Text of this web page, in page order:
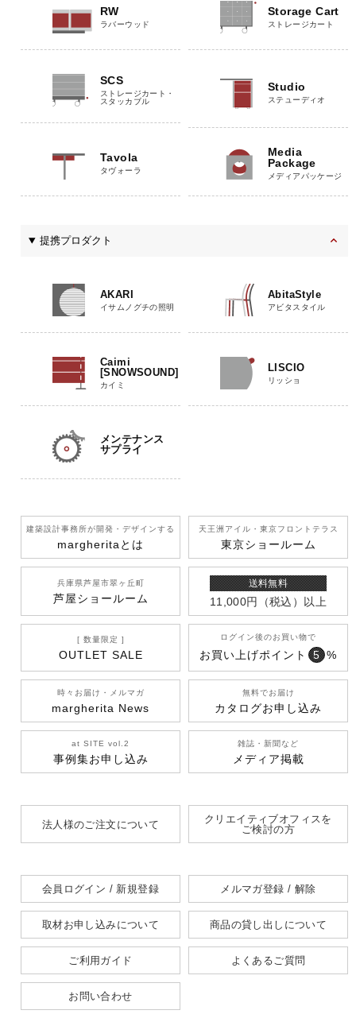
RW
ラバーウッド
Storage Cart
ストレージカート
SCS
ストレージカート・
スタッカブル
Studio
ステューディオ
Tavola
タヴォーラ
Media
Package
メディアパッケージ
提携プロダクト
AKARI
イサムノグチの照明
AbitaStyle
アビタスタイル
Caimi
[SNOWSOUND]
カイミ
LISCIO
リッショ
メンテナンス
サプライ
建築設計事務所が開発 ・デザインする
margheritaとは
天王洲アイル ・東京フロントテラス
東京ショールーム
兵庫県芦屋市翠ヶ丘町
芦屋ショールーム
送料無料
11,000円 （税込） 以上
[ 数量限定 ]
OUTLET SALE
ログイン後のお買い物で
お買い上げポイント 5 %
時々お届け・メルマガ
margherita News
無料でお届け
カタログお申し込み
at SITE vol.2
事例集お申し込み
雑誌・新聞など
メディア掲載
法人様のご注文について
クリエイティブオフィスを
ご検討の方
会員ログイン / 新規登録 メルマガ登録 / 解除
取材お申し込みについて 商品の貸し出しについて
ご利用ガイド よくあるご質問
お問い合わせ